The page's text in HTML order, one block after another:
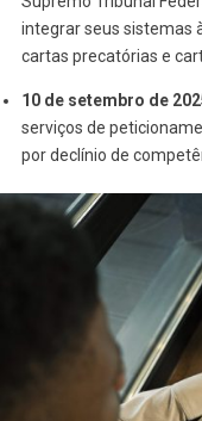
integrar seus sistemas
cartas precatórias e
10 de setembro de
serviços de
por declínio de